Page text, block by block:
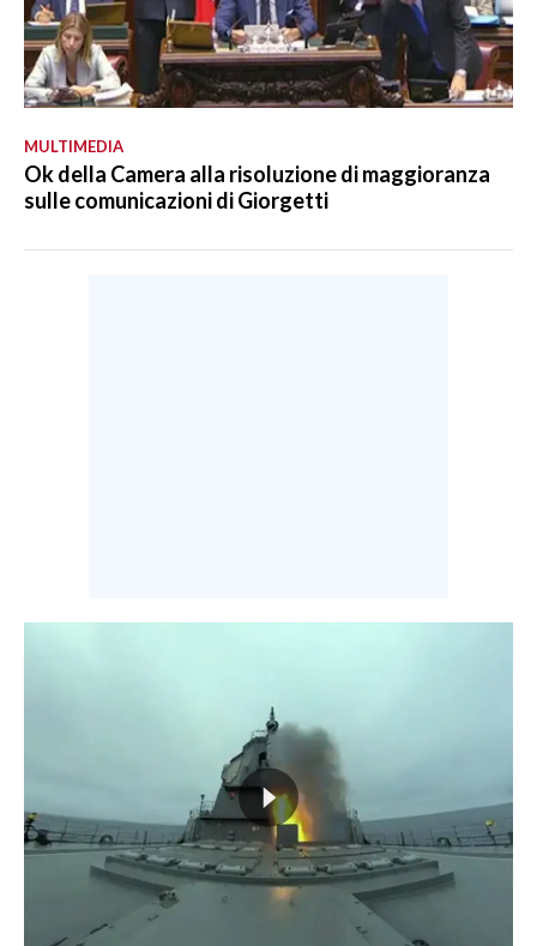
MULTIMEDIA
Ok della Camera alla risoluzione di maggioranza
sulle comunicazioni di Giorgetti